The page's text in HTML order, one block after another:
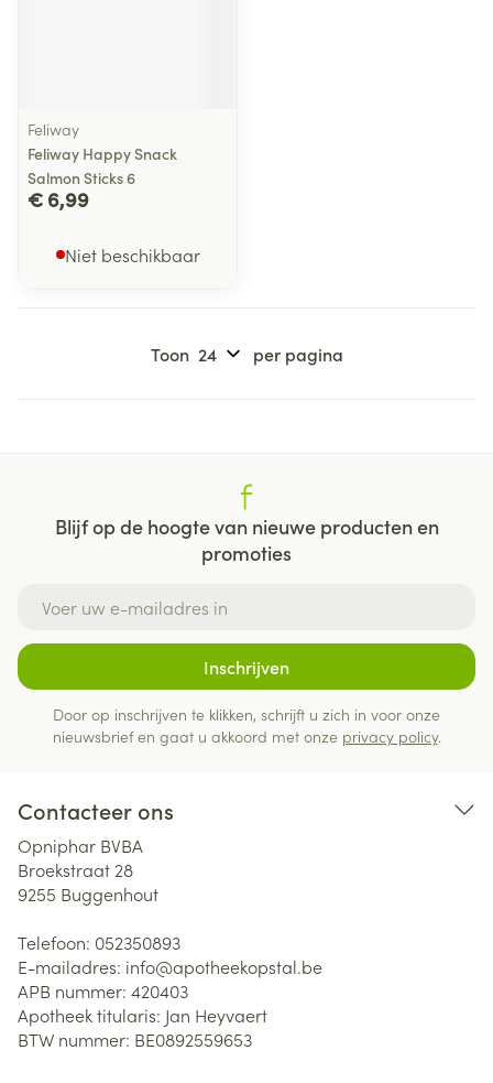
Feliway
Feliway Happy Snack
Salmon Sticks 6
€ 6,99
Niet beschikbaar
Toon per pagina
Blijf op de hoogte van nieuwe producten en
promoties
Inschrijven
Door op inschrijven te klikken, schrijft u zich in voor onze
nieuwsbrief en gaat u akkoord met onze privacy policy.
Contacteer ons
Opniphar BVBA
Broekstraat 28
9255 Buggenhout
Telefoon: 052350893
E-mailadres: info@apotheekopstal.be
APB nummer: 420403
Apotheek titularis: Jan Heyvaert
BTW nummer: BE0892559653